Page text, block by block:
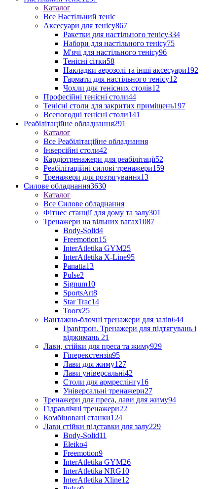
Каталог
Все Настільний теніс
Аксесуари для тенісу867
Ракетки для настільного тенісу334
Набори для настільного тенісу75
М'ячі для настільного тенісу96
Тенісні сітки58
Накладки аерозолі та інші аксесуари192
Гармати для настільного тенісу12
Чохли для тенісних столів12
Професійні тенісні столи44
Тенісні столи для закритих приміщень197
Всепогодні тенісні столи141
Реабілітаційне обладнання291
Каталог
Все Реабілітаційне обладнання
Інверсійні столи42
Кардіотренажери для реабілітації52
Реабілітаційні силові тренажери159
Тренажери для розтягування13
Силове обладнання3630
Каталог
Все Силове обладнання
Фітнес станції для дому та залу301
Тренажери на вільних вагах1087
Body-Solid4
Freemotion15
InterAtletika GYM25
InterAtletika X-Line95
Panatta13
Pulse2
Signum10
SportsArt8
Star Trac14
Toorx25
Вантажно-блочні тренажери для залів644
Гравітрон. Тренажери для підтягувань і
віджимань 21
Лави, стійки для преса та жиму929
Гіперекстензія95
Лави для жиму127
Лави універсальні42
Столи для армреслінгу16
Універсальні тренажери27
Тренажери для преса, лави для жиму94
Гідравлічні тренажери22
Комбіновані станки124
Лави стійки підставки для залу229
Body-Solid11
Eleiko4
Freemotion9
InterAtletika GYM26
InterAtletika NRG10
InterAtletika Xline12